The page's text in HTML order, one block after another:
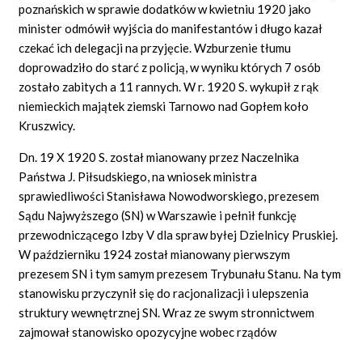
poznańskich w sprawie dodatków w kwietniu 1920 jako
minister odmówił wyjścia do manifestantów i długo kazał
czekać ich delegacji na przyjęcie. Wzburzenie tłumu
doprowadziło do starć z policją, w wyniku których 7 osób
zostało zabitych a 11 rannych. W r. 1920 S. wykupił z rąk
niemieckich majątek ziemski Tarnowo nad Gopłem koło
Kruszwicy.
Dn. 19 X 1920 S. został mianowany przez Naczelnika
Państwa J. Piłsudskiego, na wniosek ministra
sprawiedliwości Stanisława Nowodworskiego, prezesem
Sądu Najwyższego (SN) w Warszawie i pełnił funkcję
przewodniczącego Izby V dla spraw byłej Dzielnicy Pruskiej.
W październiku 1924 został mianowany pierwszym
prezesem SN i tym samym prezesem Trybunału Stanu. Na tym
stanowisku przyczynił się do racjonalizacji i ulepszenia
struktury wewnętrznej SN. Wraz ze swym stronnictwem
zajmował stanowisko opozycyjne wobec rządów